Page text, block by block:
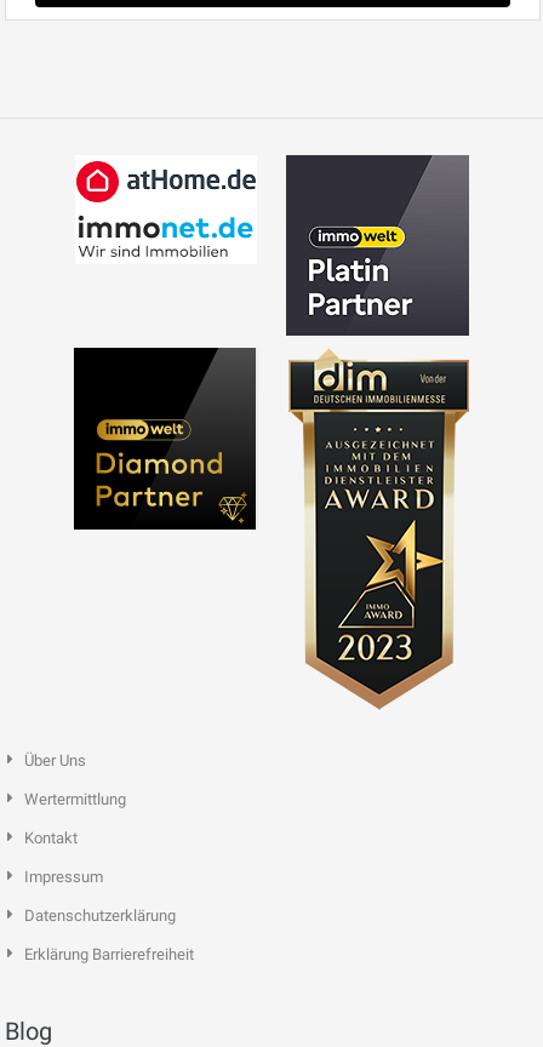
Über Uns
Wertermittlung
Kontakt
Impressum
Datenschutzerklärung
Erklärung Barrierefreiheit
Blog